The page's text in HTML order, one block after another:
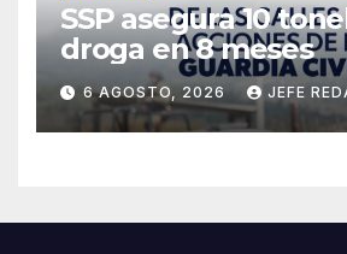
SSP asegura 10
droga en 8 meses
6 AGOSTO, 2026 JEFE